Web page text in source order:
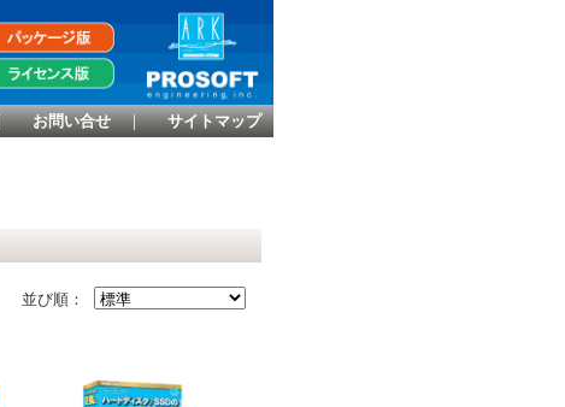
お問い合せ ｜ サイトマップ
並び順：